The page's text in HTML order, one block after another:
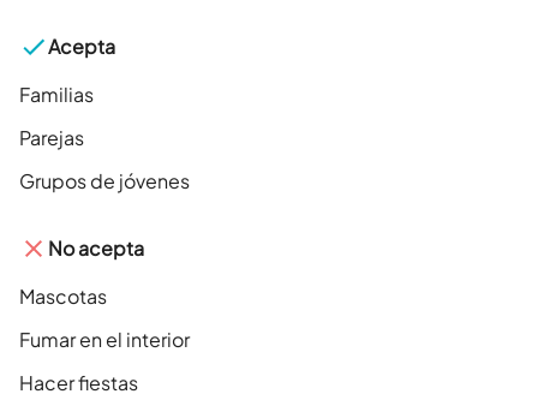
Acepta
Familias
Parejas
Grupos de jóvenes
No acepta
Mascotas
Fumar en el interior
Hacer fiestas